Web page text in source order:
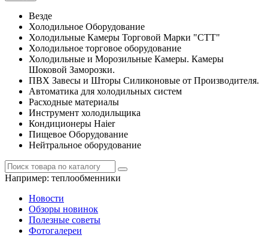
Везде
Холодильное Оборудование
Холодильные Камеры Торговой Марки "СТТ"
Холодильное торговое оборудование
Холодильные и Морозильные Камеры. Камеры
Шоковой Заморозки.
ПВХ Завесы и Шторы Силиконовые от Производителя.
Автоматика для холодильных систем
Расходные материалы
Инструмент холодильщика
Кондиционеры Haier
Пищевое Оборудование
Нейтральное оборудование
Например: теплообменники
Новости
Обзоры новинок
Полезные советы
Фотогалереи